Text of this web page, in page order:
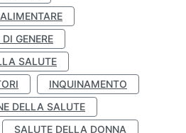
GENERE
SALUTE
INQUINAMENTO
DELLA SALUTE
SALUTE DELLA DONNA